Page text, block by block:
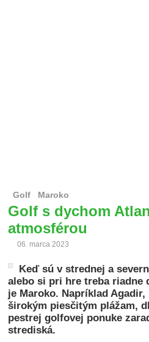
Golf Maroko
Golf s dychom
atmosférou
06. marca 2023
Keď sú v strednej a
alebo si pri hre treba riadne
je Maroko. Napríklad
širokým piesčitým plážam,
pestrej golfovej ponuke
strediská.